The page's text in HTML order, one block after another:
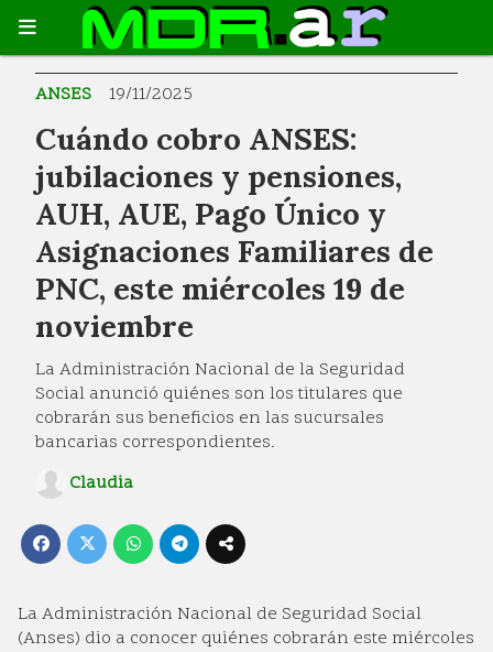
Cuándo cobro ANSES:
jubilaciones y pensiones,
AUH, AUE, Pago Único y
Asignaciones Familiares de
PNC, este miércoles 19 de
noviembre
La Administración Nacional de la Seguridad
Social anunció quiénes son los titulares que
cobrarán sus beneficios en las sucursales
bancarias correspondientes.
ANSES 19/11/2025
Claudia
La Administración Nacional de Seguridad Social
(Anses) dio a conocer quiénes cobrarán este miércoles